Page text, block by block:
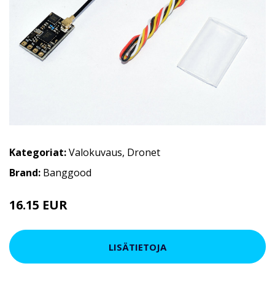
Kategoriat:Valokuvaus, Dronet
Brand: Banggood
16.15 EUR
LISÄTIETOJA